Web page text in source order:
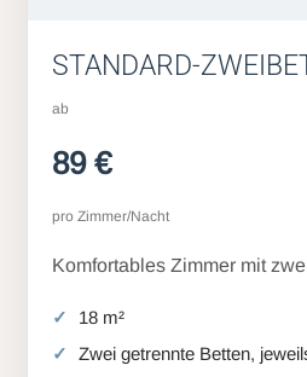
STANDARD-
ab
89 €
pro Zimmer/Nacht
Komfortables Zimmer mit
18 m²
Zwei getrennte Betten,